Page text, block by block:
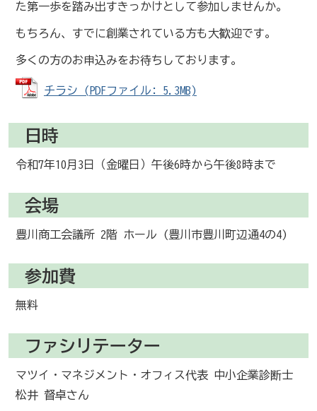
た第一歩を踏み出すきっかけとして参加しませんか。
もちろん、すでに創業されている方も大歓迎です。
多くの方のお申込みをお待ちしております。
チラシ (PDFファイル: 5.3MB)
日時
令和7年10月3日（金曜日）午後6時から午後8時まで
会場
豊川商工会議所 2階 ホール (豊川市豊川町辺通4の4)
参加費
無料
ファシリテーター
マツイ・マネジメント・オフィス代表 中小企業診断士
松井 督卓さん